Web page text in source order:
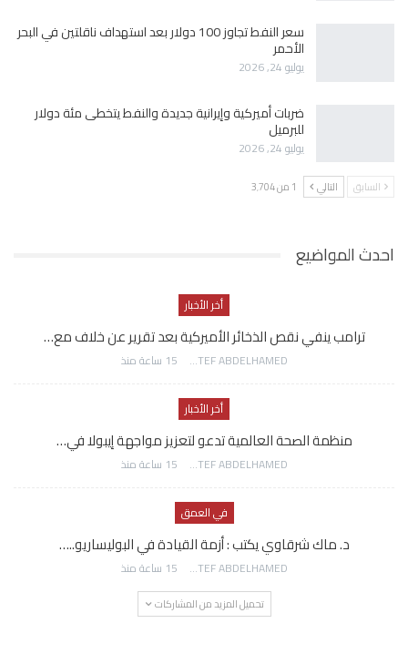
سعر النفط تجاوز 100 دولار بعد استهداف ناقلتين في البحر
الأحمر
يوليو 24, 2026
ضربات أميركية وإيرانية جديدة والنفط يتخطى مئة دولار
للبرميل
يوليو 24, 2026
السابق التالي 1 من 3٬704
احدث المواضيع
أخر الأخبار
ترامب ينفي نقص الذخائر الأميركية بعد تقرير عن خلاف مع…
AWATEF ABDELHAMED 15 ساعة منذ
أخر الأخبار
منظمة الصحة العالمية تدعو لتعزيز مواجهة إيبولا في…
AWATEF ABDELHAMED 15 ساعة منذ
في العمق
د. ماك شرقاوي يكتب : أزمة القيادة في البوليساريو..…
AWATEF ABDELHAMED 15 ساعة منذ
تحميل المزيد من المشاركات